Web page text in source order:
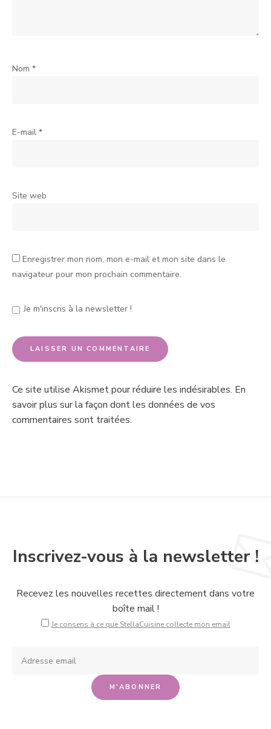
Nom *
E-mail *
Site web
Enregistrer mon nom, mon e-mail et mon site dans le
navigateur pour mon prochain commentaire.
Je m'inscris à la newsletter !
Ce site utilise Akismet pour réduire les indésirables. En
savoir plus sur la façon dont les données de vos
commentaires sont traitées.
Inscrivez-vous à la newsletter !
Recevez les nouvelles recettes directement dans votre
boîte mail !
Je consens à ce que StellaCuisine collecte mon email